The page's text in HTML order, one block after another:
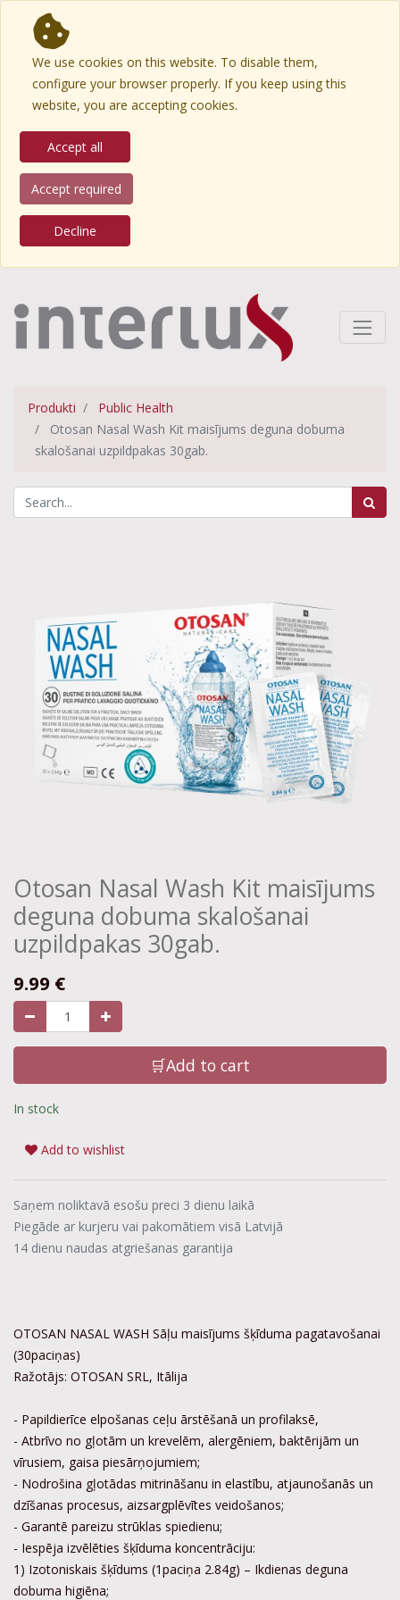
We use cookies on this website. To disable them,
configure your browser properly. If you keep using this
website, you are accepting cookies.
Accept all
Accept required
Decline
Produkti
Public Health
Otosan Nasal Wash Kit maisījums deguna dobuma
skalošanai uzpildpakas 30gab.
Otosan Nasal Wash Kit maisījums
deguna dobuma skalošanai
uzpildpakas 30gab.
9.99 €
🛒Add to cart
In stock
Add to wishlist
Saņem noliktavā esošu preci 3 dienu laikā
Piegāde ar kurjeru vai pakomātiem visā Latvijā
14 dienu naudas atgriešanas garantija
OTOSAN NASAL WASH Sāļu maisījums šķīduma pagatavošanai
(30paciņas)
Ražotājs: OTOSAN SRL, Itālija
- Papildierīce elpošanas ceļu ārstēšanā un profilaksē,
- Atbrīvo no gļotām un krevelēm, alergēniem, baktērijām un
vīrusiem, gaisa piesārņojumiem;
- Nodrošina gļotādas mitrināšanu in elastību, atjaunošanās un
dzīšanas procesus, aizsargplēvītes veidošanos;
- Garantē pareizu strūklas spiedienu;
- Iespēja izvēlēties šķīduma koncentrāciju:
1) Izotoniskais šķīdums (1paciņa 2.84g) – Ikdienas deguna
dobuma higiēna;